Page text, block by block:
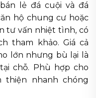
lẻ đá cuội và đá
hộ chung cư hoặc
tư vấn nhiệt tình, có
tham khảo. Giá cả
lớn nhưng bù lại là
chỗ. Phù hợp cho
thiện nhanh chóng